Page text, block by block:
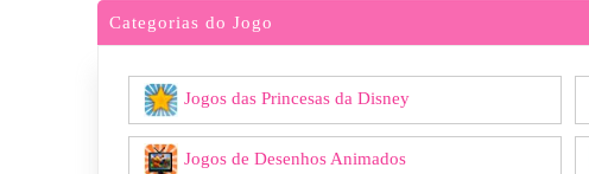
Categorias do Jogo
Jogos das Princesas da Disney
Jogos de Desenhos Animados